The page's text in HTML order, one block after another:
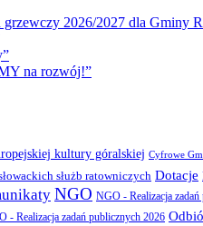
2026/2027 dla Gminy
na rozwój!”
kultury góralskiej Cyfrowe
służb ratowniczych Dotacje
NGO NGO - Realizacja
- Realizacja zadań publicznych 2026